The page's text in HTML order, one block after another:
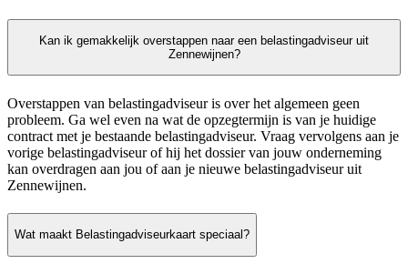
Kan ik gemakkelijk overstappen naar een belastingadviseur uit
Zennewijnen?
Overstappen van belastingadviseur is over het algemeen geen
probleem. Ga wel even na wat de opzegtermijn is van je huidige
contract met je bestaande belastingadviseur. Vraag vervolgens aan je
vorige belastingadviseur of hij het dossier van jouw onderneming
kan overdragen aan jou of aan je nieuwe belastingadviseur uit
Zennewijnen.
Wat maakt Belastingadviseurkaart speciaal?